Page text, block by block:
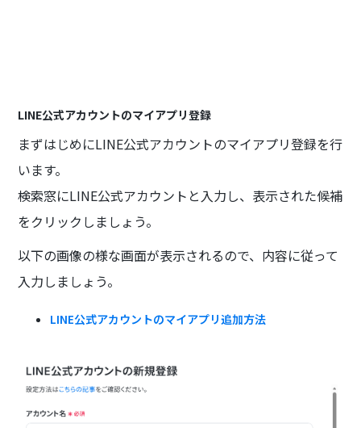
LINE公式アカウントのマイアプリ登録
まずはじめにLINE公式アカウントのマイアプリ登録を行
います。
検索窓にLINE公式アカウントと入力し、表示された候補
をクリックしましょう。
以下の画像の様な画面が表示されるので、内容に従って
入力しましょう。
LINE公式アカウントのマイアプリ追加方法